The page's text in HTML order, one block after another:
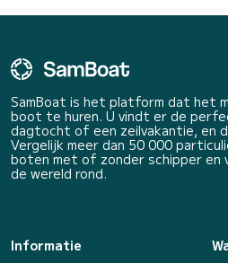
SamBoat is het platform dat het
boot te huren. U vindt er de
dagtocht of een zeilvakantie, en
Vergelijk meer dan 50 000
boten met of zonder schipper en
de wereld rond.
Informatie